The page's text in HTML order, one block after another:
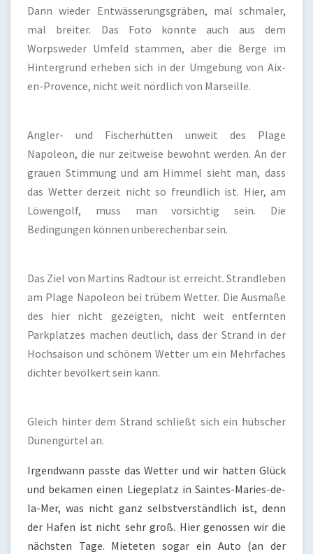
Dann wieder Entwässerungsgräben, mal schmaler,
mal breiter. Das Foto könnte auch aus dem
Worpsweder Umfeld stammen, aber die Berge im
Hintergrund erheben sich in der Umgebung von Aix-
en-Provence, nicht weit nördlich von Marseille.
Angler- und Fischerhütten unweit des Plage
Napoleon, die nur zeitweise bewohnt werden. An der
grauen Stimmung und am Himmel sieht man, dass
das Wetter derzeit nicht so freundlich ist. Hier, am
Löwengolf, muss man vorsichtig sein. Die
Bedingungen können unberechenbar sein.
Das Ziel von Martins Radtour ist erreicht. Strandleben
am Plage Napoleon bei trübem Wetter. Die Ausmaße
des hier nicht gezeigten, nicht weit entfernten
Parkplatzes machen deutlich, dass der Strand in der
Hochsaison und schönem Wetter um ein Mehrfaches
dichter bevölkert sein kann.
Gleich hinter dem Strand schließt sich ein hübscher
Dünengürtel an.
Irgendwann passte das Wetter und wir hatten Glück
und bekamen einen Liegeplatz in Saintes-Maries-de-
la-Mer, was nicht ganz selbstverständlich ist, denn
der Hafen ist nicht sehr groß. Hier genossen wir die
nächsten Tage. Mieteten sogar ein Auto (an der